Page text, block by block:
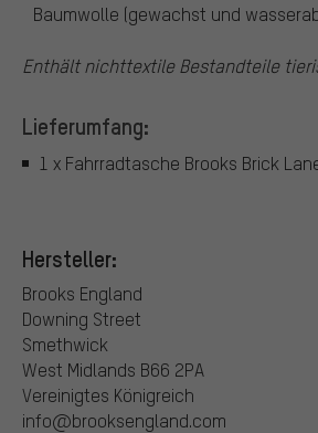
Baumwolle (gewachst und
Enthält nichttextile Bestandteile
Lieferumfang:
1 x Fahrradtasche Brooks Brick
Hersteller:
Brooks England
Downing Street
Smethwick
West Midlands B66 2PA
Vereinigtes Königreich
info@brooksengland.com